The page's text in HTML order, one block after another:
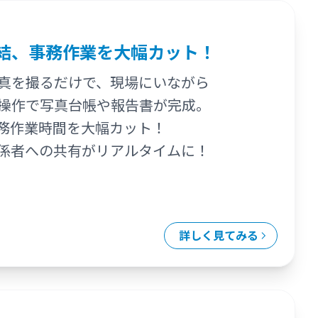
、事務作業を大幅カット！
を撮るだけで、現場にいながら
作で写真台帳や報告書が完成。
作業時間を大幅カット！
者への共有がリアルタイムに！
詳しく見てみる